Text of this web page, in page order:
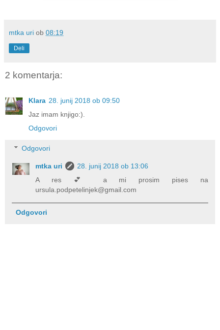
mtka uri ob 08:19
Deli
2 komentarja:
Klara 28. junij 2018 ob 09:50
Jaz imam knjigo:).
Odgovori
Odgovori
mtka uri
28. junij 2018 ob 13:06
A res 💕 a mi prosim pises na
ursula.podpetelinjek@gmail.com
Odgovori